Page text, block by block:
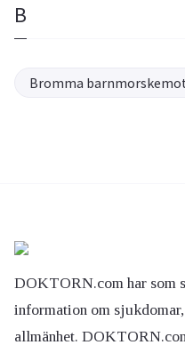
B
Bromma
DOKTORN.com har som
information om
allmänhet.